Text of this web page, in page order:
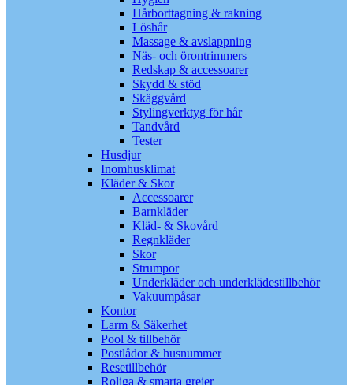
Hårborttagning & rakning
Löshår
Massage & avslappning
Näs- och örontrimmers
Redskap & accessoarer
Skydd & stöd
Skäggvård
Stylingverktyg för hår
Tandvård
Tester
Husdjur
Inomhusklimat
Kläder & Skor
Accessoarer
Barnkläder
Kläd- & Skovård
Regnkläder
Skor
Strumpor
Underkläder och underklädestillbehör
Vakuumpåsar
Kontor
Larm & Säkerhet
Pool & tillbehör
Postlådor & husnummer
Resetillbehör
Roliga & smarta grejer